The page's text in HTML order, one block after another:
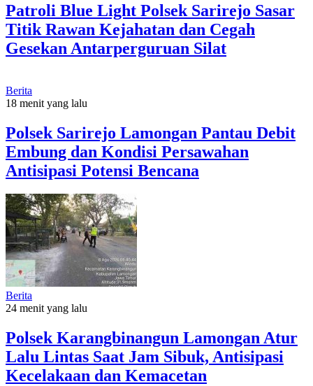
Patroli Blue Light Polsek Sarirejo Sasar
Titik Rawan Kejahatan dan Cegah
Gesekan Antarperguruan Silat
Berita
18 menit yang lalu
Polsek Sarirejo Lamongan Pantau Debit
Embung dan Kondisi Persawahan
Antisipasi Potensi Bencana
Berita
24 menit yang lalu
Polsek Karangbinangun Lamongan Atur
Lalu Lintas Saat Jam Sibuk, Antisipasi
Kecelakaan dan Kemacetan